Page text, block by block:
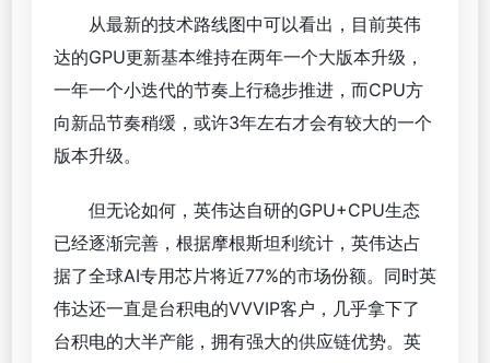
从最新的技术路线图中可以看出，目前英伟
达的GPU更新基本维持在两年一个大版本升级，
一年一个小迭代的节奏上行稳步推进，而CPU方
向新品节奏稍缓，或许3年左右才会有较大的一个
版本升级。
但无论如何，英伟达自研的GPU+CPU生态
已经逐渐完善，根据摩根斯坦利统计，英伟达占
据了全球AI专用芯片将近77%的市场份额。同时英
伟达还一直是台积电的VVVIP客户，几乎拿下了
台积电的大半产能，拥有强大的供应链优势。英